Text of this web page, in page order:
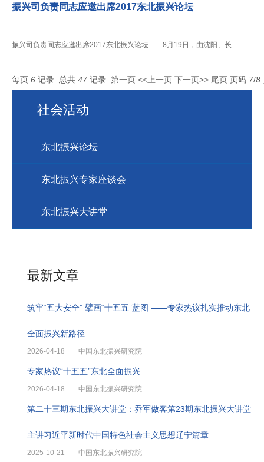
振兴司负责同志应邀出席2017东北振兴论坛
振兴司负责同志应邀出席2017东北振兴论坛 8月19日，由沈阳、长
每页 6 记录 总共 47 记录 第一页 <<上一页 下一页>> 尾页 页码 7/8
社会活动
东北振兴论坛
东北振兴专家座谈会
东北振兴大讲堂
最新文章
筑牢“五大安全” 擘画“十五五”蓝图 ——专家热议扎实推动东北
全面振兴新路径
2026-04-18 中国东北振兴研究院
专家热议“十五五”东北全面振兴
2026-04-18 中国东北振兴研究院
第二十三期东北振兴大讲堂：乔军做客第23期东北振兴大讲堂
主讲习近平新时代中国特色社会主义思想辽宁篇章
2025-10-21 中国东北振兴研究院